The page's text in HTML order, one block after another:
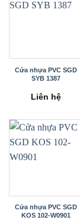
Cửa nhựa PVC SGD
SYB 1387
Liên hệ
Cửa nhựa PVC SGD
KOS 102-W0901